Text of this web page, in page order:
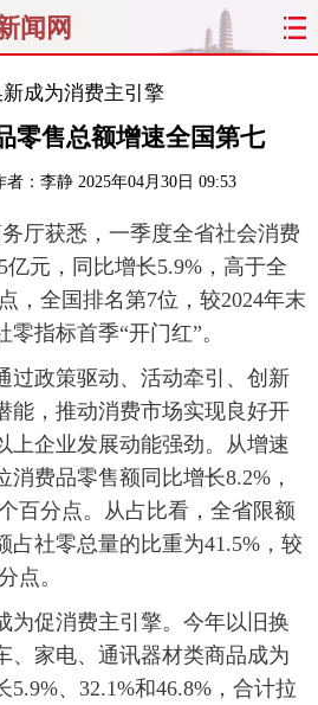
闻网
太原
文明 出行
政务 教育
最太原
报 热评 社区
成为消费主引擎
零售总额增速全国第七
者：李静 2025年04月30日 09:53
获悉，一季度全省社会消费
亿元，同比增长5.9%，高于全
，全国排名第7位，较2024年末
指标首季“开门红”。
政策驱动、活动牵引、创新
能，推动消费市场实现良好开
上企业发展动能强劲。从增速
费品零售额同比增长8.2%，
百分点。从占比看，全省限额
占社零总量的比重为41.5%，较
点。
促消费主引擎。今年以旧换
、家电、通讯器材类商品成为
、32.1%和46.8%，合计拉